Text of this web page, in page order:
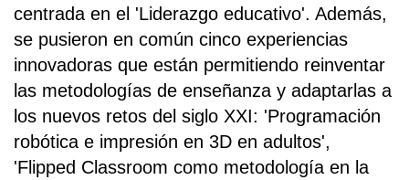
centrada en el 'Liderazgo educativo'. Además,
se pusieron en común cinco experiencias
innovadoras que están permitiendo reinventar
las metodologías de enseñanza y adaptarlas a
los nuevos retos del siglo XXI: 'Programación
robótica e impresión en 3D en adultos',
'Flipped Classroom como metodología en la